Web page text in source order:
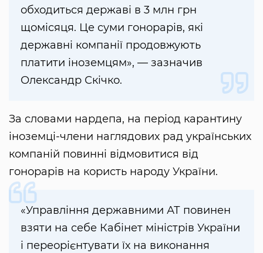
обходиться державі в 3 млн грн
щомісяця. Це суми гонорарів, які
державні компанії продовжують
платити іноземцям», — зазначив
Олександр Скічко.
За словами нардепа, на період карантину
іноземці-члени наглядових рад українських
компаній повинні відмовитися від
гонорарів на користь народу України.
«Управління державними АТ повинен
взяти на себе Кабінет міністрів України
і переорієнтувати їх на виконання